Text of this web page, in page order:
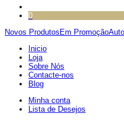
0
Novos Produtos Em Promoção
Inicio
Loja
Sobre Nós
Contacte-nos
Blog
Minha conta
Lista de Desejos